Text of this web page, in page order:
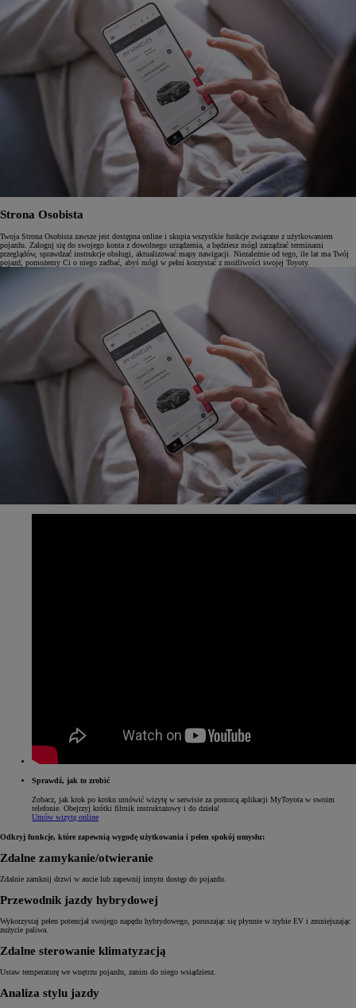
Strona Osobista
Twoja Strona Osobista zawsze jest dostępna online i skupia wszystkie funkcje związane z użytkowaniem
pojazdu. Zaloguj się do swojego konta z dowolnego urządzenia, a będziesz mógł zarządzać terminami
przeglądów, sprawdzać instrukcje obsługi, aktualizować mapy nawigacji. Niezależnie od tego, ile lat ma Twój
pojazd, pomożemy Ci o niego zadbać, abyś mógł w pełni korzystać z możliwości swojej Toyoty.
Sprawdź, jak to zrobić
Zobacz, jak krok po kroku umówić wizytę w serwisie za pomocą aplikacji MyToyota w swoim
telefonie. Obejrzyj krótki filmik instruktażowy i do dzieła!
Umów wizytę online
Odkryj funkcje, które zapewnią wygodę użytkowania i pełen spokój umysłu:
Zdalne zamykanie/otwieranie
Zdalnie zamknij drzwi w aucie lub zapewnij innym dostęp do pojazdu.
Przewodnik jazdy hybrydowej
Wykorzystaj pełen potencjał swojego napędu hybrydowego, poruszając się płynnie w trybie EV i zmniejszając
zużycie paliwa.
Zdalne sterowanie klimatyzacją
Ustaw temperaturę we wnętrzu pojazdu, zanim do niego wsiądziesz.
Analiza stylu jazdy